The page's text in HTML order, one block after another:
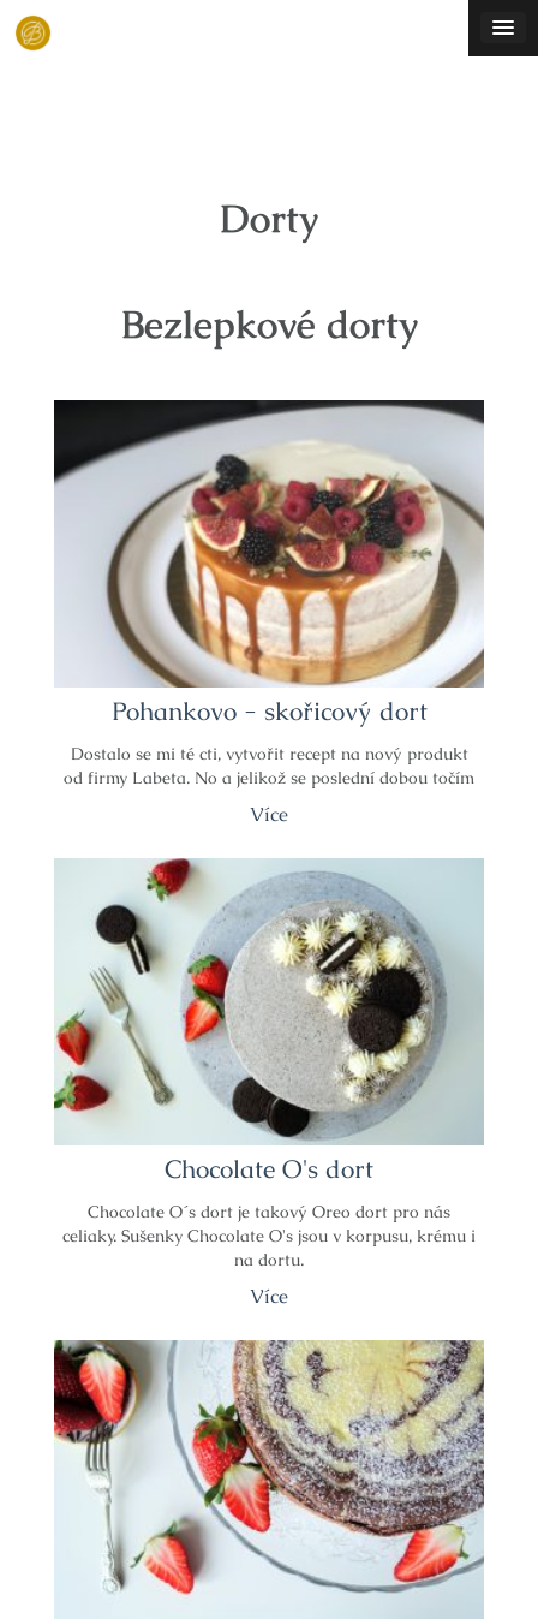
Skip
Dorty
Bezlepkové dorty
Pohankovo - skořicový dort
Dostalo se mi té cti, vytvořit recept na nový produkt
od firmy Labeta. No a jelikož se poslední dobou točím
Více
Chocolate O's dort
Chocolate O´s dort je takový Oreo dort pro nás
celiaky. Sušenky Chocolate O's jsou v korpusu, krému i
na dortu.
Více